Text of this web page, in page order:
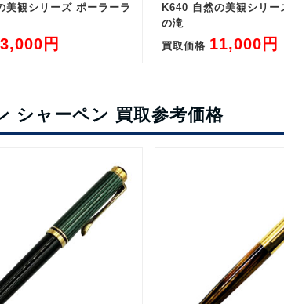
美観シリーズ ポーラーラ
円
K640 自然の美観シリー
の滝
買取価格 11,000円
シャーペン 買取参考価格